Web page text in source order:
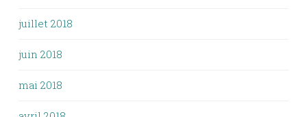
juillet 2018
juin 2018
mai 2018